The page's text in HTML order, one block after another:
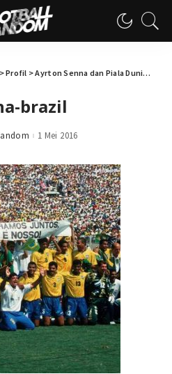
>Profil >Ayrton Senna dan Piala Dunia 1994
brazil
1 Mei 2016